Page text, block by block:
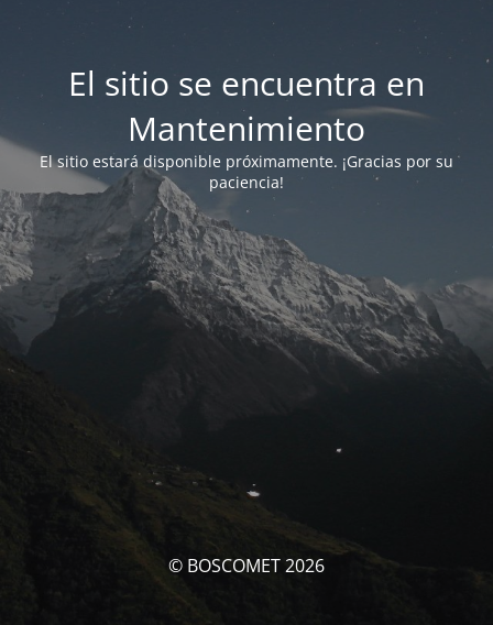
El sitio se encuentra en
Mantenimiento
El sitio estará disponible próximamente. ¡Gracias por su
paciencia!
© BOSCOMET 2026